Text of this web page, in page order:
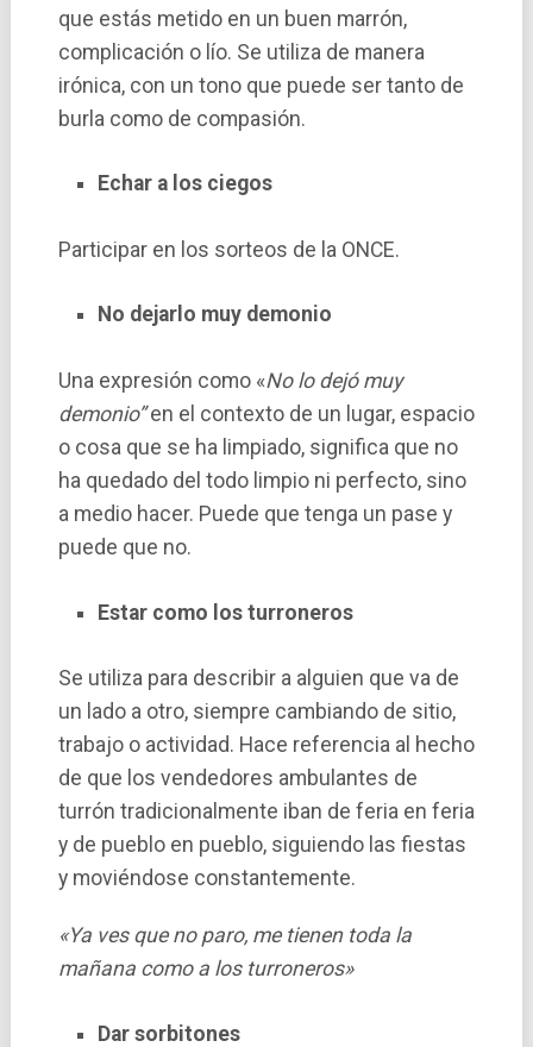
que estás metido en un buen marrón,
complicación o lío. Se utiliza de manera
irónica, con un tono que puede ser tanto de
burla como de compasión.
Echar a los ciegos
Participar en los sorteos de la ONCE.
No dejarlo muy demonio
Una expresión como «No lo dejó muy
demonio”en el contexto de un lugar, espacio
o cosa que se ha limpiado, significa que no
ha quedado del todo limpio ni perfecto, sino
a medio hacer. Puede que tenga un pase y
puede que no.
Estar como los turroneros
Se utiliza para describir a alguien que va de
un lado a otro, siempre cambiando de sitio,
trabajo o actividad. Hace referencia al hecho
de que los vendedores ambulantes de
turrón tradicionalmente iban de feria en feria
y de pueblo en pueblo, siguiendo las fiestas
y moviéndose constantemente.
«Ya ves que no paro, me tienen toda la
mañana como a los turroneros»
Dar sorbitones